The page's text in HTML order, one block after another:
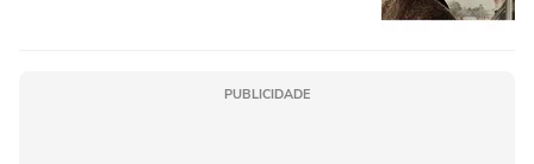
PUBLICIDADE